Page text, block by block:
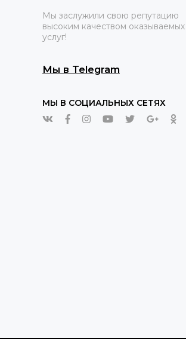
Мы заслужили свою репутацию
высоким качеством оказываемых
услуг!
Мы в Telegram
МЫ В СОЦИАЛЬНЫХ СЕТЯХ